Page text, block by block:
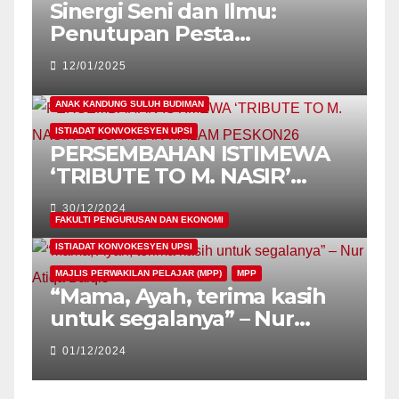
Sinergi Seni dan Ilmu:
Penutupan Pesta
Konvokesyen Kali Ke-26
UPSI 2024
12/01/2025
ANAK KANDUNG SULUH BUDIMAN
ISTIADAT KONVOKESYEN UPSI
PERSEMBAHAN ISTIMEWA
‘TRIBUTE TO M. NASIR’
GEGARKAN MALAM
PESKON26
30/12/2024
FAKULTI PENGURUSAN DAN EKONOMI
ISTIADAT KONVOKESYEN UPSI
MAJLIS PERWAKILAN PELAJAR (MPP) MPP
“Mama, Ayah, terima kasih
untuk segalanya” – Nur
Atiqa Balqis
01/12/2024